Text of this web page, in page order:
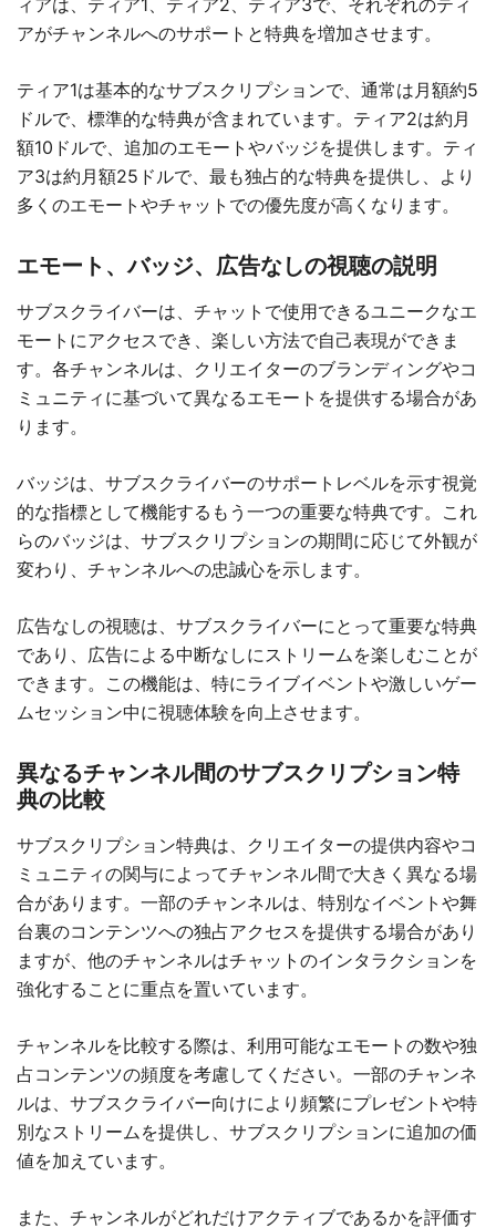
ィアは、ティア1、ティア2、ティア3で、それぞれのティ
アがチャンネルへのサポートと特典を増加させます。
ティア1は基本的なサブスクリプションで、通常は月額約5
ドルで、標準的な特典が含まれています。ティア2は約月
額10ドルで、追加のエモートやバッジを提供します。ティ
ア3は約月額25ドルで、最も独占的な特典を提供し、より
多くのエモートやチャットでの優先度が高くなります。
エモート、バッジ、広告なしの視聴の説明
サブスクライバーは、チャットで使用できるユニークなエ
モートにアクセスでき、楽しい方法で自己表現ができま
す。各チャンネルは、クリエイターのブランディングやコ
ミュニティに基づいて異なるエモートを提供する場合があ
ります。
バッジは、サブスクライバーのサポートレベルを示す視覚
的な指標として機能するもう一つの重要な特典です。これ
らのバッジは、サブスクリプションの期間に応じて外観が
変わり、チャンネルへの忠誠心を示します。
広告なしの視聴は、サブスクライバーにとって重要な特典
であり、広告による中断なしにストリームを楽しむことが
できます。この機能は、特にライブイベントや激しいゲー
ムセッション中に視聴体験を向上させます。
異なるチャンネル間のサブスクリプション特
典の比較
サブスクリプション特典は、クリエイターの提供内容やコ
ミュニティの関与によってチャンネル間で大きく異なる場
合があります。一部のチャンネルは、特別なイベントや舞
台裏のコンテンツへの独占アクセスを提供する場合があり
ますが、他のチャンネルはチャットのインタラクションを
強化することに重点を置いています。
チャンネルを比較する際は、利用可能なエモートの数や独
占コンテンツの頻度を考慮してください。一部のチャンネ
ルは、サブスクライバー向けにより頻繁にプレゼントや特
別なストリームを提供し、サブスクリプションに追加の価
値を加えています。
また、チャンネルがどれだけアクティブであるかを評価す